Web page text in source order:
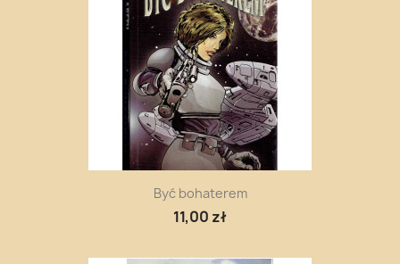
Być bohaterem
11,00 zł